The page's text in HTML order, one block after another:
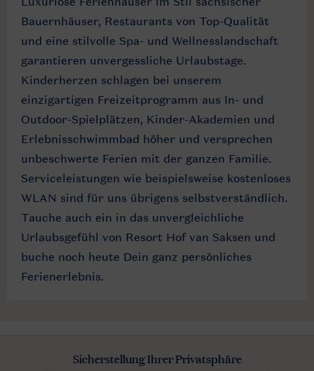
Bauernhäuser, Restaurants von Top-Qualität
und eine stilvolle Spa- und Wellnesslandschaft
garantieren unvergessliche Urlaubstage.
Kinderherzen schlagen bei unserem
einzigartigen Freizeitprogramm aus In- und
Outdoor-Spielplätzen, Kinder-Akademien und
Erlebnisschwimmbad höher und versprechen
unbeschwerte Ferien mit der ganzen Familie.
Serviceleistungen wie beispielsweise kostenloses
WLAN sind für uns übrigens selbstverständlich.
Tauche auch ein in das unvergleichliche
Urlaubsgefühl von Resort Hof van Saksen und
buche noch heute Dein ganz persönliches
Ferienerlebnis.
Sicherstellung Ihrer Privatsphäre